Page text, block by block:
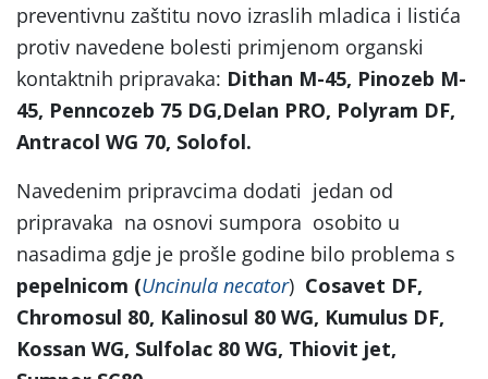
preventivnu zaštitu novo izraslih mladica i listića
protiv navedene bolesti primjenom organski
kontaktnih pripravaka: Dithan M-45, Pinozeb M-
45, Penncozeb 75 DG,Delan PRO, Polyram DF,
Antracol WG 70, Solofol.
Navedenim pripravcima dodati jedan od
pripravaka na osnovi sumpora osobito u
nasadima gdje je prošle godine bilo problema s
pepelnicom (Uncinula necator) Cosavet DF,
Chromosul 80, Kalinosul 80 WG, Kumulus DF,
Kossan WG, Sulfolac 80 WG, Thiovit jet,